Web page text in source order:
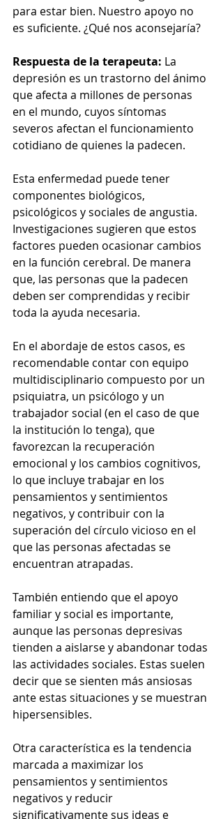
para estar bien. Nuestro apoyo no
es suficiente. ¿Qué nos aconsejaría?
Respuesta de la terapeuta: La
depresión es un trastorno del ánimo
que afecta a millones de personas
en el mundo, cuyos síntomas
severos afectan el funcionamiento
cotidiano de quienes la padecen.
Esta enfermedad puede tener
componentes biológicos,
psicológicos y sociales de angustia.
Investigaciones sugieren que estos
factores pueden ocasionar cambios
en la función cerebral. De manera
que, las personas que la padecen
deben ser comprendidas y recibir
toda la ayuda necesaria.
En el abordaje de estos casos, es
recomendable contar con equipo
multidisciplinario compuesto por un
psiquiatra, un psicólogo y un
trabajador social (en el caso de que
la institución lo tenga), que
favorezcan la recuperación
emocional y los cambios cognitivos,
lo que incluye trabajar en los
pensamientos y sentimientos
negativos, y contribuir con la
superación del círculo vicioso en el
que las personas afectadas se
encuentran atrapadas.
También entiendo que el apoyo
familiar y social es importante,
aunque las personas depresivas
tienden a aislarse y abandonar todas
las actividades sociales. Estas suelen
decir que se sienten más ansiosas
ante estas situaciones y se muestran
hipersensibles.
Otra característica es la tendencia
marcada a maximizar los
pensamientos y sentimientos
negativos y reducir
significativamente sus ideas e